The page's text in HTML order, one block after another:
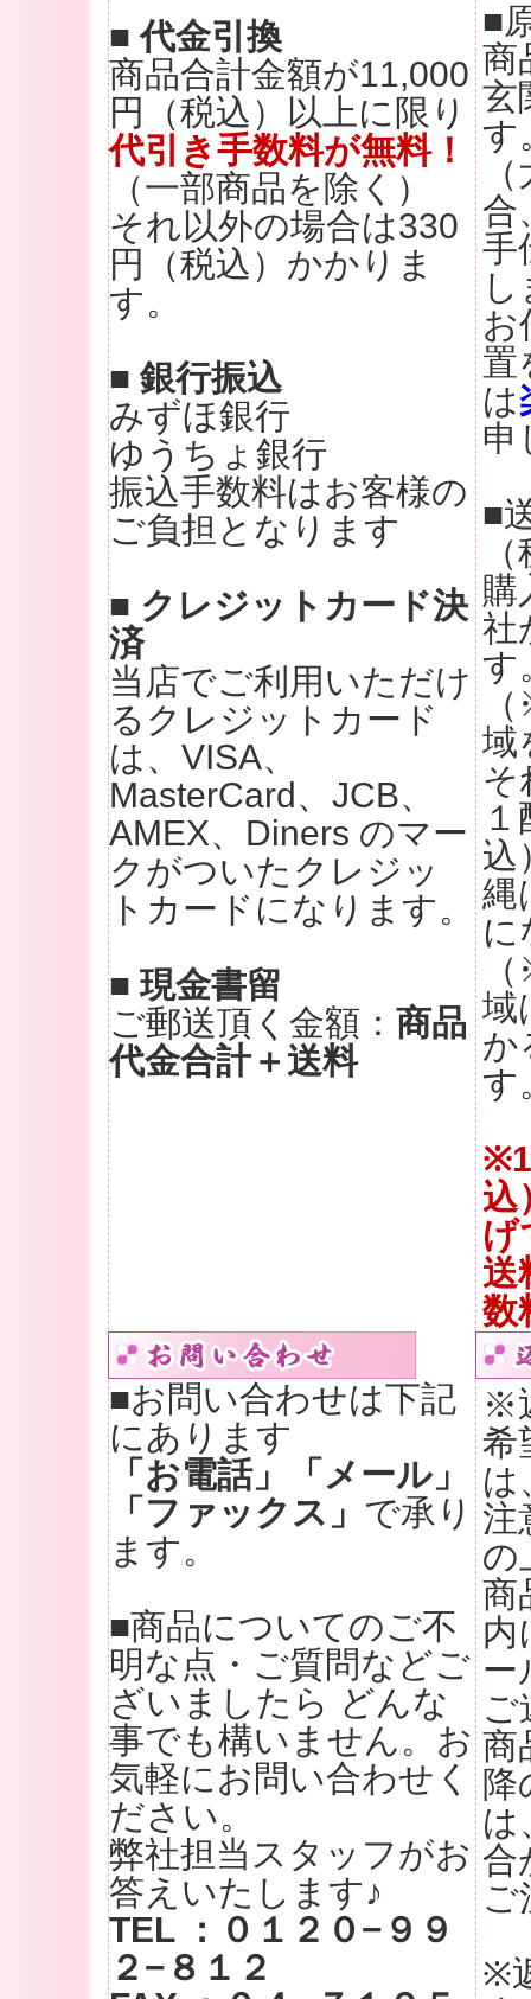
■ 代金引換
商品合計金額が11,000
円（税込）以上に限り
代引き手数料が無料！
（一部商品を除く）
それ以外の場合は330
円（税込）かかりま
す。
■ 銀行振込
みずほ銀行
ゆうちょ銀行
振込手数料はお客様の
ご負担となります
■ クレジットカード決
済
当店でご利用いただけ
るクレジットカード
は、VISA、
MasterCard、JCB、
AMEX、Diners のマー
クがついたクレジッ
トカードになります。
■ 現金書留
ご郵送頂く金額： 商品
代金合計＋送料
■
商
玄
す
合
手
お
置
は
申
■
購
社
す
域
そ
込
縄
に
域
か
す
込
げ
送
数
■お問い合わせは下記
にあります
「お電話」「メール」
「ファックス」 で承り
ます。
■商品についてのご不
明な点・ご質問などご
ざいましたら どんな
事でも構いません。お
気軽にお問い合わせく
ださい。
弊社担当スタッフがお
答えいたします♪
TEL ：０１２０−９９
２−８１２
※
希
は
注
の
商
内
ー
ご
商
降
は
合
ご
※